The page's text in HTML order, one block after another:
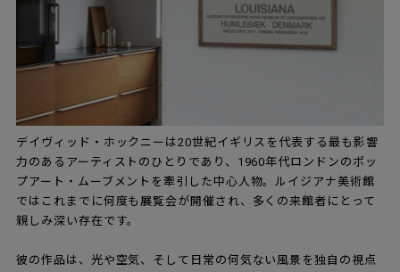
デイヴィッド・ホックニーは20世紀イギリスを代表する最も影響
力のあるアーティストのひとりであり、1960年代ロンドンのポッ
プアート・ムーブメントを牽引した中心人物。ルイジアナ美術館
ではこれまでに何度も展覧会が開催され、多くの来館者にとって
親しみ深い存在です。
彼の作品は、光や空気、そして日常の何気ない風景を独自の視点